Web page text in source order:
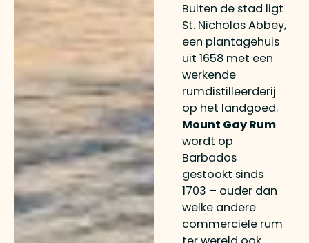
Buiten de stad ligt
St. Nicholas Abbey,
een plantagehuis
uit 1658 met een
werkende
rumdistilleerderij
op het landgoed.
Mount Gay Rum
wordt op
Barbados
gestookt sinds
1703 – ouder dan
welke andere
commerciële rum